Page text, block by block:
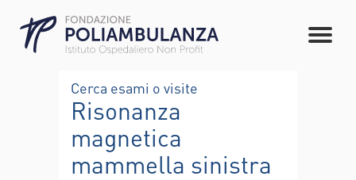
Cerca esami o visite
Risonanza
magnetica
mammella sinistra